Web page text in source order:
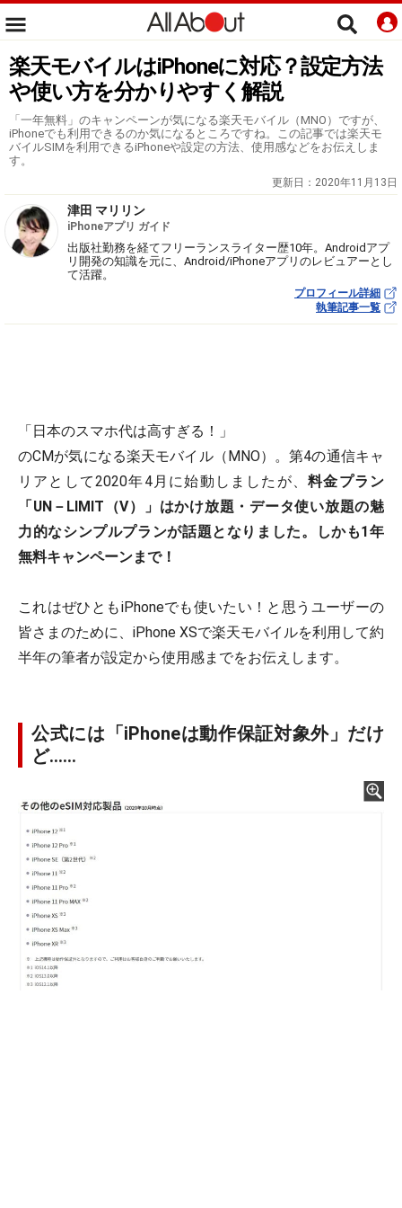
楽天モバイルはiPhoneに対応？設定方法
や使い方を分かりやすく解説
「一年無料」のキャンペーンが気になる楽天モバイル（MNO）ですが、
iPhoneでも利用できるのか気になるところですね。この記事では楽天モ
バイルSIMを利用できるiPhoneや設定の方法、使用感などをお伝えしま
す。
更新日： 2020年11月13日
津田 マリリン
iPhoneアプリ ガイド
出版社勤務を経てフリーランスライター歴10年。Androidアプ
リ開発の知識を元に、Android/iPhoneアプリのレビュアーとし
て活躍。
プロフィール詳細
執筆記事一覧
「日本のスマホ代は高すぎる！」
のCMが気になる楽天モバイル（MNO）。第4の通信キャ
リアとして2020年4月に始動しましたが、料金プラン
「UN－LIMIT（V）」はかけ放題・データ使い放題の魅
力的なシンプルプランが話題となりました。しかも1年
無料キャンペーンまで！
これはぜひともiPhoneでも使いたい！と思うユーザーの
皆さまのために、iPhone XSで楽天モバイルを利用して約
半年の筆者が設定から使用感までをお伝えします。
公式には「iPhoneは動作保証対象外」だけ
ど……